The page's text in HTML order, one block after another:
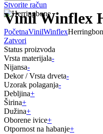
Stvorite račun
Vinil Winflex
PočetnaVinilWinflex
Zatvori
Status proizvoda
Vrsta materijala-
Nijansa-
Dekor / Vrsta drveta-
Uzorak polaganja-
Debljina+
Širina+
Dužina+
Oborene ivice+
Otpornost na habanje+